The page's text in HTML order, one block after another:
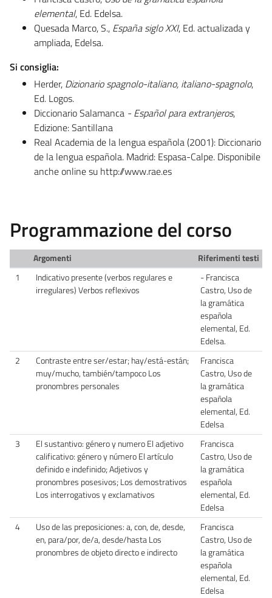
elemental, Ed. Edelsa.
Quesada Marco, S., España siglo XXI, Ed. actualizada y
ampliada, Edelsa.
Si consiglia:
Herder, Dizionario spagnolo-italiano, italiano-spagnolo,
Ed. Logos.
Diccionario Salamanca - Español para extranjeros,
Edizione: Santillana
Real Academia de la lengua española (2001): Diccionario
de la lengua española. Madrid: Espasa-Calpe. Disponibile
anche online su http://www.rae.es
Programmazione del corso
Argomenti
Riferimenti testi
1
Indicativo presente (verbos regulares e
irregulares) Verbos reflexivos
- Francisca
Castro, Uso de
la gramática
española
elemental, Ed.
Edelsa.
2
Contraste entre ser/estar; hay/está-están;
muy/mucho, también/tampoco Los
pronombres personales
Francisca
Castro, Uso de
la gramática
española
elemental, Ed.
Edelsa
3
El sustantivo: género y numero El adjetivo
calificativo: género y número El artículo
definido e indefinido; Adjetivos y
pronombres posesivos; Los demostrativos
Los interrogativos y exclamativos
Francisca
Castro, Uso de
la gramática
española
elemental, Ed.
Edelsa
4
Uso de las preposiciones: a, con, de, desde,
en, para/por, de/a, desde/hasta Los
pronombres de objeto directo e indirecto
Francisca
Castro, Uso de
la gramática
española
elemental, Ed.
Edelsa